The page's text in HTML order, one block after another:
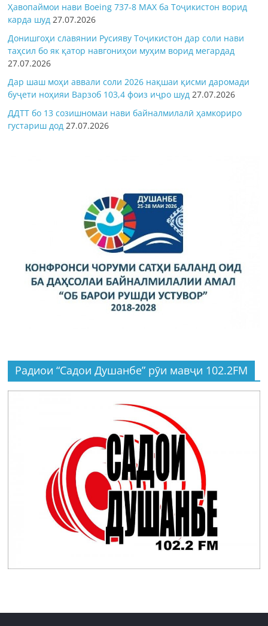
Ҳавопаймои нави Boeing 737-8 MAX ба Тоҷикистон ворид
карда шуд 27.07.2026
Донишгоҳи славянии Русияву Тоҷикистон дар соли нави
таҳсил бо як қатор навгониҳои муҳим ворид мегардад
27.07.2026
Дар шаш моҳи аввали соли 2026 нақшаи қисми даромади
буҷети ноҳияи Варзоб 103,4 фоиз иҷро шуд 27.07.2026
ДДТТ бо 13 созишномаи нави байналмилалӣ ҳамкориро
густариш дод 27.07.2026
Радиои “Садои Душанбе” рӯи мавҷи 102.2FM